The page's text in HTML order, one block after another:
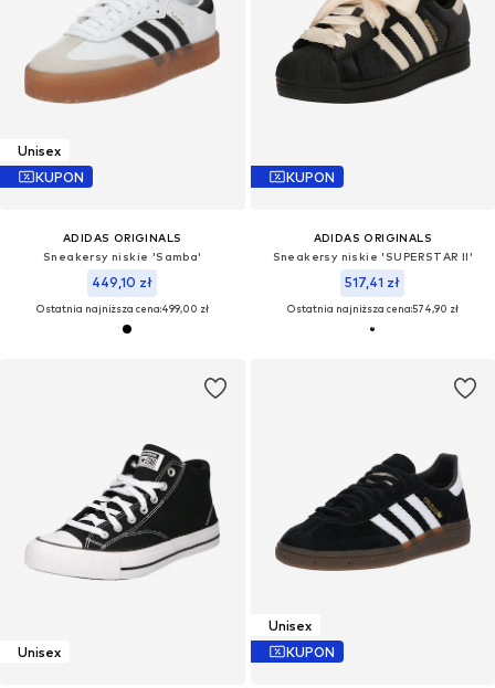
Unisex
KUPON
ADIDAS ORIGINALS
Sneakersy niskie 'Samba'
449,10 zł
Ostatnia najniższa cena:499,00 zł
KUPON
ADIDAS ORIGINALS
Sneakersy niskie 'SUPERSTAR II'
517,41 zł
Ostatnia najniższa cena:574,90 zł
Unisex
Unisex
KUPON